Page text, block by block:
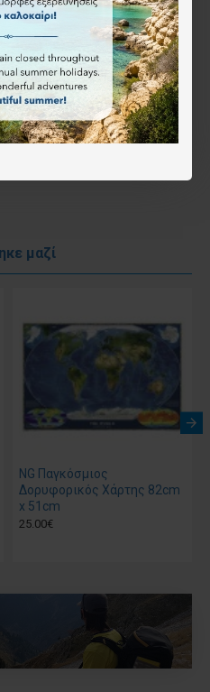
μαζί
NG Παγκόσμιος
Δορυφορικός Χάρτης 82cm
x 51cm
25.00€